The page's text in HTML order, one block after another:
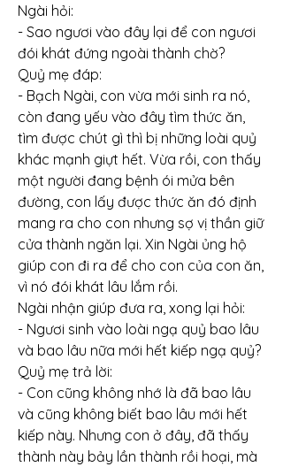
Ngài hỏi:
- Sao ngươi vào đây lại để con ngươi
đói khát đứng ngoài thành chờ?
Quỷ mẹ đáp:
- Bạch Ngài, con vừa mới sinh ra nó,
còn đang yếu vào đây tìm thức ăn,
tìm được chút gì thì bị những loài quỷ
khác mạnh giựt hết. Vừa rồi, con thấy
một người đang bệnh ói mửa bên
đường, con lấy được thức ăn đó định
mang ra cho con nhưng sợ vị thần giữ
cửa thành ngăn lại. Xin Ngài ủng hộ
giúp con đi ra để cho con của con ăn,
vì nó đói khát lâu lắm rồi.
Ngài nhận giúp đưa ra, xong lại hỏi:
- Ngươi sinh vào loài ngạ quỷ bao lâu
và bao lâu nữa mới hết kiếp ngạ quỷ?
Quỷ mẹ trả lời:
- Con cũng không nhớ là đã bao lâu
và cũng không biết bao lâu mới hết
kiếp này. Nhưng con ở đây, đã thấy
thành này bảy lần thành rồi hoại, mà